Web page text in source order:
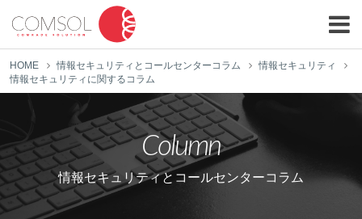
HOME 情報セキュリティとコールセンターコラム
情報セキュリティ
情報セキュリティに関するコラム
Column
情報セキュリティとコールセンターコラム